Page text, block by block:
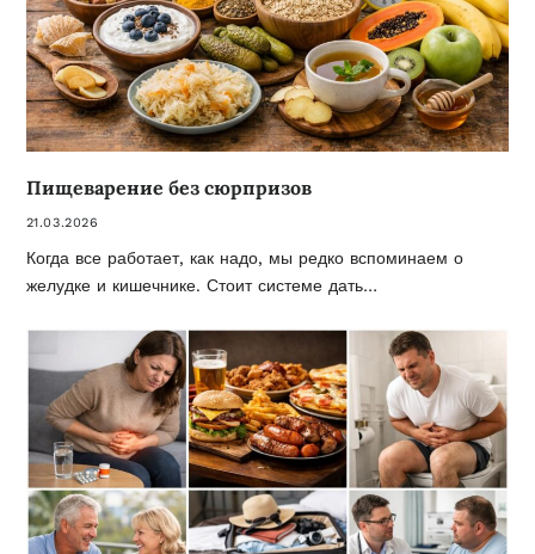
Пищеварение без сюрпризов
21.03.2026
Когда все работает, как надо, мы редко вспоминаем о
желудке и кишечнике. Стоит системе дать…